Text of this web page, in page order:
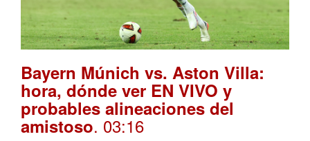
Bayern Múnich vs. Aston Villa:
hora, dónde ver EN VIVO y
probables alineaciones del
amistoso. 03:16